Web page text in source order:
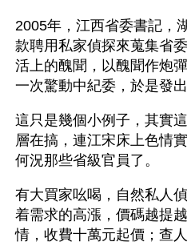
2005年，江西省委書記，
款聘用私家偵探來蒐集省
活上的醜聞，以醜聞作炮
一次驚動中紀委，於是發出
這只是幾個小例子，其實
層在搞，連江宋床上色情
何況那些省級官員了。
有大買家吆喝，自然私人
着需求的高漲，價碼越提
情，收費十萬元起價；查